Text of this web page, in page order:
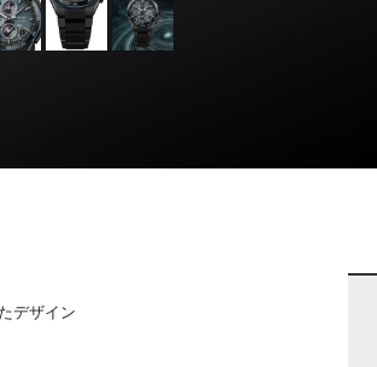
デザイン